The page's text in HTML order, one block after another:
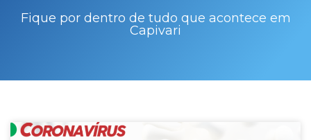
Fique por dentro de tudo que acontece em
Capivari